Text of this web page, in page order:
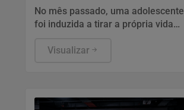
plataforma
No mês passado, uma adolescente
foi induzida a tirar a própria vida
plataforma
Visualizar